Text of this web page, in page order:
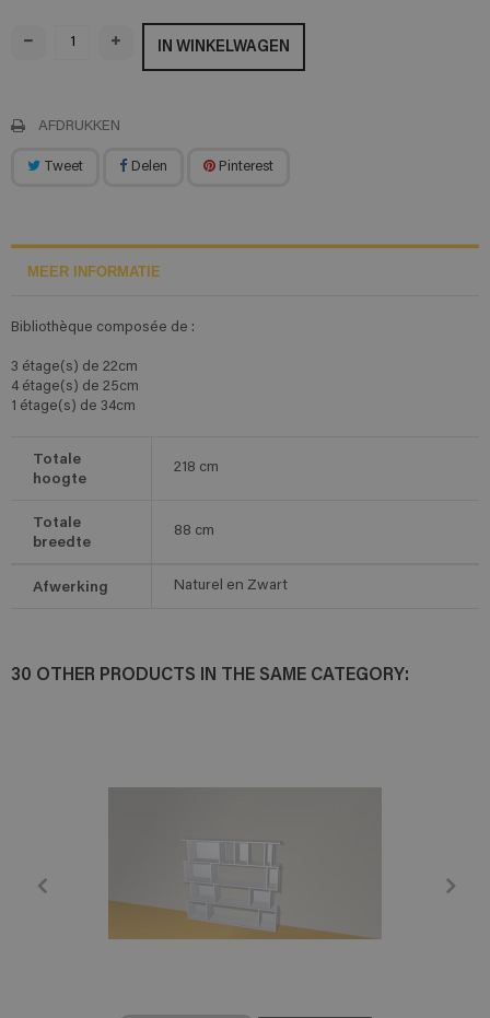
IN WINKELWAGEN
AFDRUKKEN
Tweet Delen Pinterest
MEER INFORMATIE
Bibliothèque composée de :
3 étage(s) de 22cm
4 étage(s) de 25cm
1 étage(s) de 34cm
Totale
hoogte
218 cm
Totale
breedte
88 cm
Afwerking Naturel en Zwart
30 OTHER PRODUCTS IN THE SAME CATEGORY: